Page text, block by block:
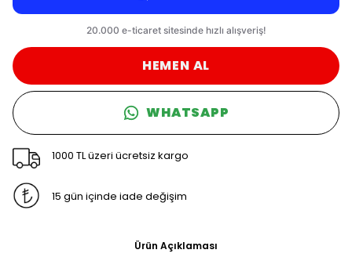
HEMEN AL
WHATSAPP
1000 TL üzeri ücretsiz kargo
15 gün içinde iade değişim
Ürün Açıklaması